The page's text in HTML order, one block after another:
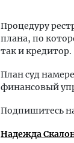
Процедуру
плана, по
так и кредитор.
План суд
финансовый
Подпишитесь
Надежда